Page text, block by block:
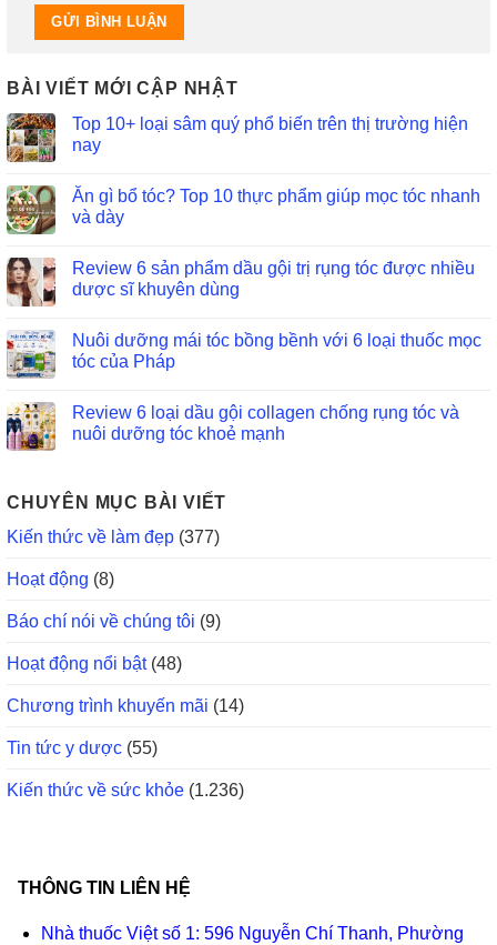
BÀI VIẾT MỚI CẬP NHẬT
Top 10+ loại sâm quý phổ biến trên thị trường hiện
nay
Ăn gì bổ tóc? Top 10 thực phẩm giúp mọc tóc nhanh
và dày
Review 6 sản phẩm dầu gội trị rụng tóc được nhiều
dược sĩ khuyên dùng
Nuôi dưỡng mái tóc bồng bềnh với 6 loại thuốc mọc
tóc của Pháp
Review 6 loại dầu gội collagen chống rụng tóc và
nuôi dưỡng tóc khoẻ mạnh
CHUYÊN MỤC BÀI VIẾT
Kiến thức về làm đẹp (377)
Hoạt động (8)
Báo chí nói về chúng tôi (9)
Hoạt động nổi bật(48)
Chương trình khuyến mãi (14)
Tin tức y dược (55)
Kiến thức về sức khỏe (1.236)
THÔNG TIN LIÊN HỆ
Nhà thuốc Việt số 1: 596 Nguyễn Chí Thanh, Phường